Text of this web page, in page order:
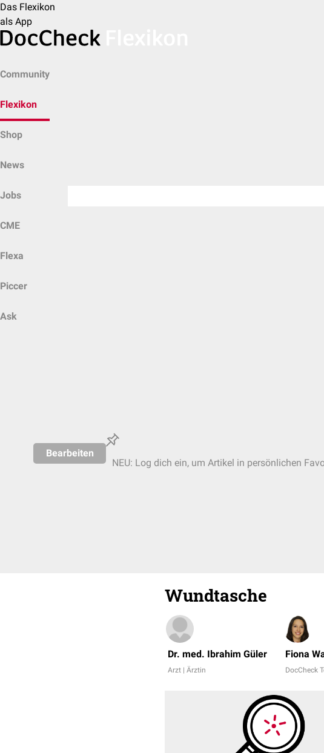
Das Flexikon
als App
Community
Flexikon
Shop
News
Jobs
CME
Flexa
Piccer
Ask
Bearbeiten
NEU: Log dich ein, um Artikel in persönlichen
Wundtasche
Dr. med. Ibrahim Güler
Arzt | Ärztin
Fiona
DocCheck